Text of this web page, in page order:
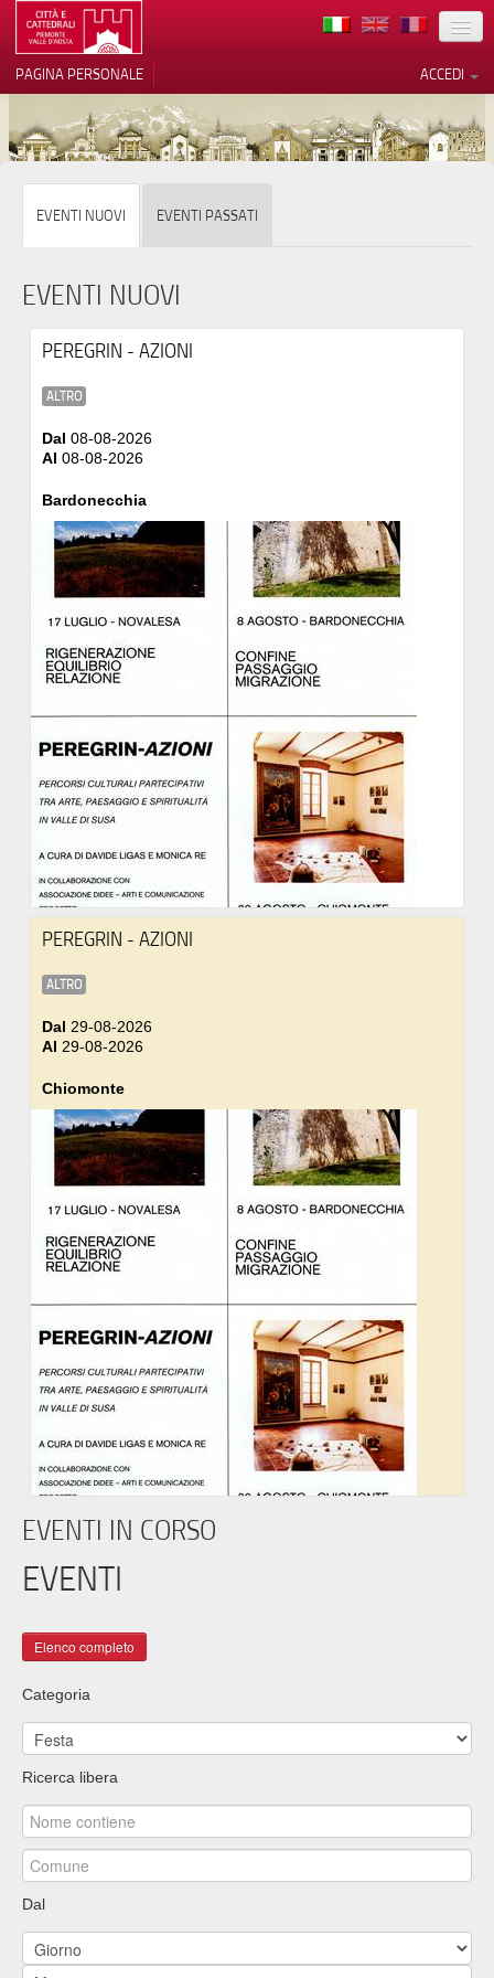
TERRITORIO
ARCHITETTURE
EVENTI
ACCOGLIENZE
PRESS
ACCEDI
PAGINA PERSONALE
EVENTI NUOVI EVENTI PASSATI
EVENTI NUOVI
PEREGRIN - AZIONI
ALTRO
Dal 08-08-2026
Al 08-08-2026
Bardonecchia
PEREGRIN - AZIONI
ALTRO
Dal 29-08-2026
Al 29-08-2026
Chiomonte
EVENTI IN CORSO
EVENTI
Categoria
Ricerca libera
Dal
Le tue preferenze relative alla
privacy